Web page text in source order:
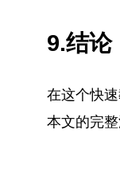
9.结论
在这个快
本文的完